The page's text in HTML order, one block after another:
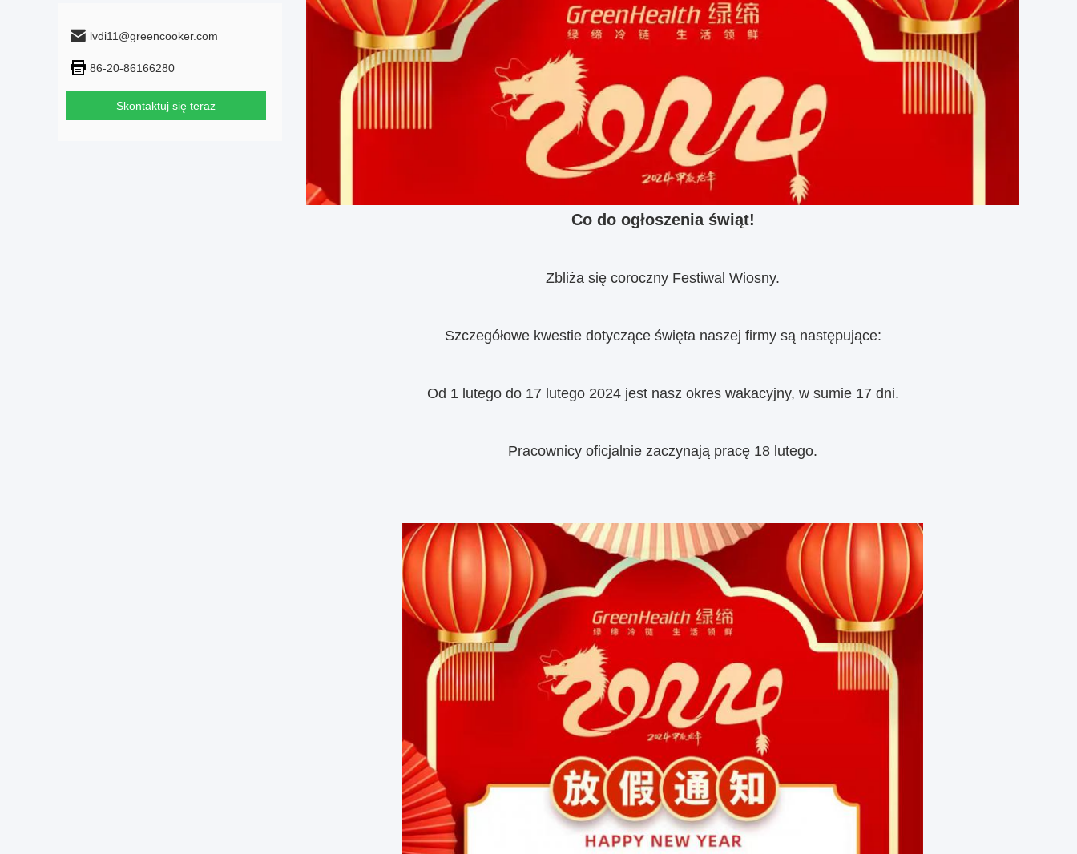
lvdi11@greencooker.com
86-20-86166280
Skontaktuj się teraz
Co do ogłoszenia świąt!
Zbliża się coroczny Festiwal Wiosny.
Szczegółowe kwestie dotyczące święta naszej firmy są następujące:
Od 1 lutego do 17 lutego 2024 jest nasz okres wakacyjny, w sumie 17 dni.
Pracownicy oficjalnie zaczynają pracę 18 lutego.